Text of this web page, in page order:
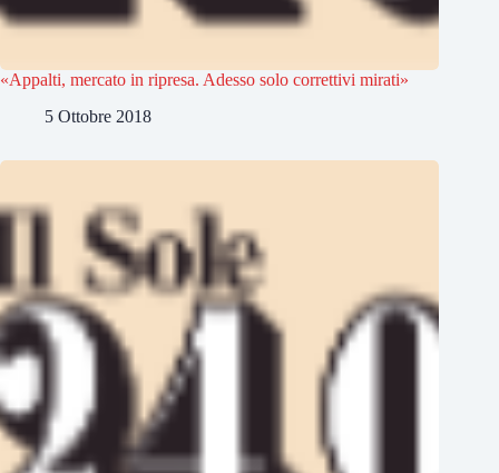
«Appalti, mercato in ripresa. Adesso solo correttivi mirati»
5 Ottobre 2018